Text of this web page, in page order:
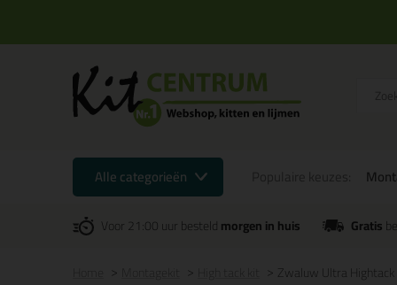
Alle categorieën
Voor 21:00 uur besteldmorgen in huis Gratis
Zwaluw Ultra Hightack